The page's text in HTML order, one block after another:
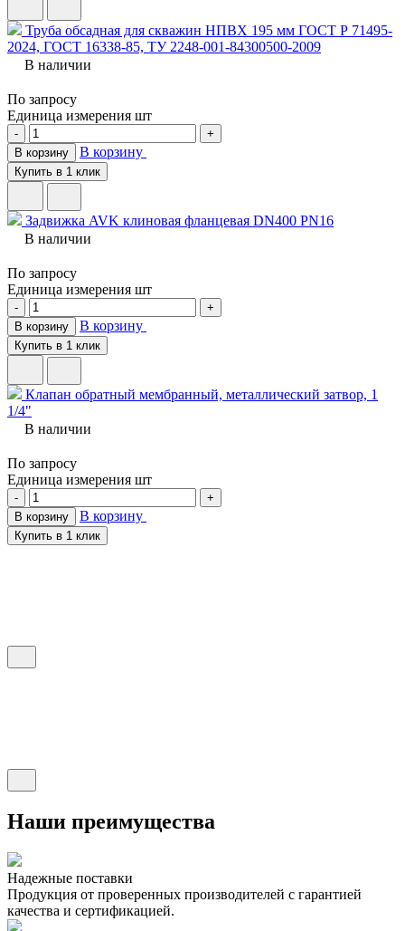
Труба обсадная для скважин НПВХ 195 мм ГОСТ Р 71495-
2024, ГОСТ 16338-85, ТУ 2248-001-84300500-2009
В наличии
По запросу
Единица измерения шт
-
+
В корзину
В корзину
Купить в 1 клик
Задвижка AVK клиновая фланцевая DN400 PN16
В наличии
По запросу
Единица измерения шт
-
+
В корзину
В корзину
Купить в 1 клик
Клапан обратный мембранный, металлический затвор, 1
1/4"
В наличии
По запросу
Единица измерения шт
-
+
В корзину
В корзину
Купить в 1 клик
Наши преимущества
Надежные поставки
Продукция от проверенных производителей с гарантией
качества и сертификацией.